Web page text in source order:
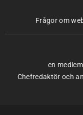
Frågor om
en
Chefredaktör och